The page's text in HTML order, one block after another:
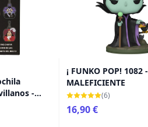
-
¡ FUNKO POP! 1082 -
MALEFICIENTE
(6)
16,90 €